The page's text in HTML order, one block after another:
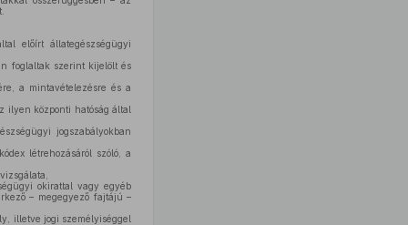
előírt állategészségügyi
foglaltak szerint kijelölt és
a mintavételezésre és a
ilyen központi hatóság által
jogszabályokban
létrehozásáról szóló, a
okirattal vagy egyéb
– megegyező fajtájú –
illetve jogi személyiséggel